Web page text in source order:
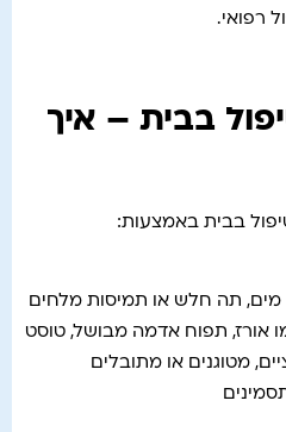
רפואי.
בבית – איך
בבית באמצעות:
מים, תה חלש או תמיסות מלחים
אורז, תפוח אדמה מבושל, טוסט
מטוגנים או מתובלים